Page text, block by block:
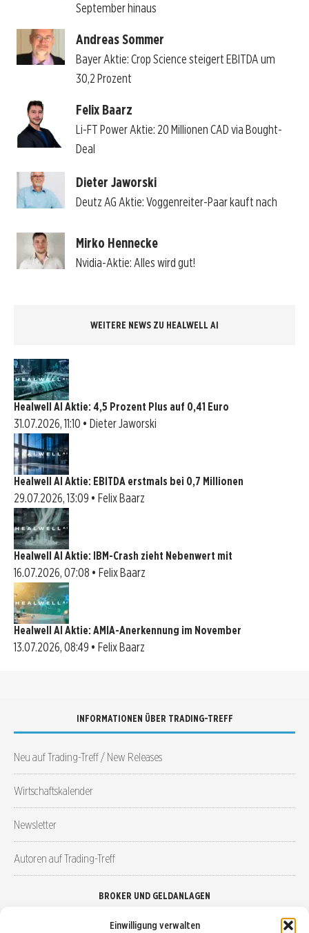
Einwilligung verwalten
September hinaus
Andreas Sommer
Bayer Aktie: Crop Science steigert EBITDA um
30,2 Prozent
Felix Baarz
Li-FT Power Aktie: 20 Millionen CAD via Bought-
Deal
Dieter Jaworski
Deutz AG Aktie: Voggenreiter-Paar kauft nach
Mirko Hennecke
Nvidia-Aktie: Alles wird gut!
WEITERE NEWS ZU HEALWELL AI
Healwell AI Aktie: 4,5 Prozent Plus auf 0,41 Euro
31.07.2026, 11:10 • Dieter Jaworski
Healwell AI Aktie: EBITDA erstmals bei 0,7 Millionen
29.07.2026, 13:09 • Felix Baarz
Healwell AI Aktie: IBM-Crash zieht Nebenwert mit
16.07.2026, 07:08 • Felix Baarz
Healwell AI Aktie: AMIA-Anerkennung im November
13.07.2026, 08:49 • Felix Baarz
INFORMATIONEN ÜBER TRADING-TREFF
Neu auf Trading-Treff / New Releases
Wirtschaftskalender
Newsletter
Autoren auf Trading-Treff
BROKER UND GELDANLAGEN